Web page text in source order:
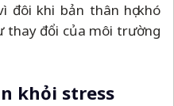
đôi khi bản thân họ khó
thay đổi của môi trường
khỏi stress